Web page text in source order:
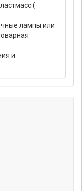
(
лампы или
и